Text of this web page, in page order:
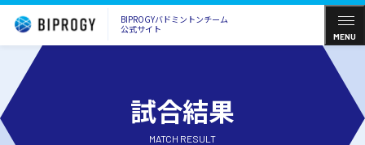
BIPROGYバドミントンチーム
公式サイト
MENU
試合結果
MATCH RESULT